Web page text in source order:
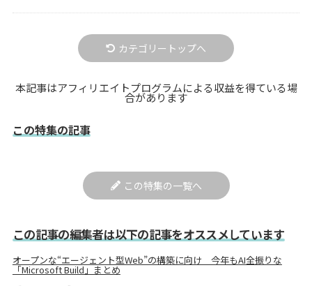
カテゴリートップへ
本記事はアフィリエイトプログラムによる収益を得ている場
合があります
この特集の記事
この特集の一覧へ
この記事の編集者は以下の記事をオススメしています
オープンな“エージェント型Web”の構築に向け 今年もAI全振りな
「Microsoft Build」まとめ